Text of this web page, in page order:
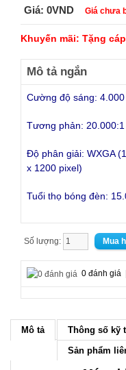
Giá: 0VND Giá chưa
Khuyến mãi: Tặng
Mô tả ngắn
Cường độ sáng:
Tương phản:
Độ phân giải: WXGA
x 1200 pixel)
Tuổi thọ bóng đèn:
Số lượng:
0 đánh giá
Mô tả Thông số kỹ
Sản phẩm